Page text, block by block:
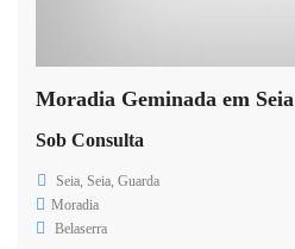
Moradia Geminada em Seia
Sob Consulta
Seia, Seia, Guarda
Moradia
Belaserra